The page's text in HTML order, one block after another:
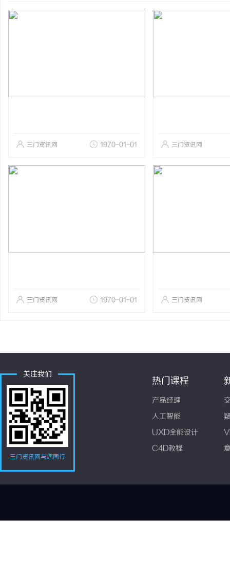
三门资讯网 1970-01-01 三门资讯网
三门资讯网 1970-01-01 三门资讯网
关注我们
三门资讯网与您同行
热门课程
产品经理
人工智能
UXD全能设计
C4D教程